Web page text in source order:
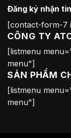
Đăng ký nhận tin
[contact-form-7
CÔNG TY
[listmenu
menu"]
SẢN PHẨM
[listmenu
menu"]